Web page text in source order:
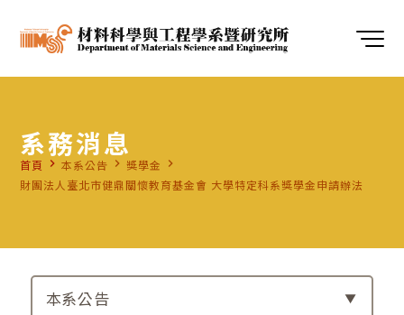
系務消息
首頁 navigate_next 本系公告 navigate_next 獎學金 navigate_next
財團法人臺北市健鼎關懷教育基金會 大學特定科系獎學金申請辦法
本系公告